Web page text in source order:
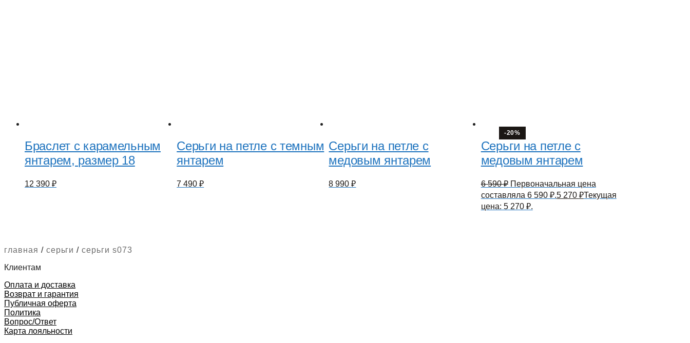
Браслет с карамельным
янтарем, размер 18
12 390 ₽
Серьги на петле с темным
янтарем
7 490₽
Серьги на петле с
медовым янтарем
8 990₽
-20%
Серьги на петле с
медовым янтарем
6 590₽ Первоначальная цена
составляла 6 590 ₽.5 270 ₽Текущая
цена: 5 270 ₽.
главная / серьги /серьги s073
Клиентам
Оплата и доставка
Возврат и гарантия
Публичная оферта
Политика
Вопрос/Ответ
Карта лояльности